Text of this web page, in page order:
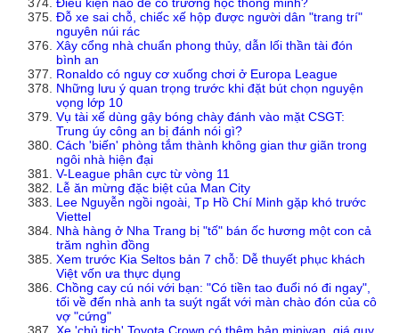
Đỗ xe sai chỗ, chiếc xế hộp được người dân "trang trí"
nguyên núi rác
Xây cổng nhà chuẩn phong thủy, dẫn lối thần tài đón
bình an
Ronaldo có nguy cơ xuống chơi ở Europa League
Những lưu ý quan trọng trước khi đặt bút chọn nguyện
vọng lớp 10
Vụ tài xế dùng gậy bóng chày đánh vào mặt CSGT:
Trung úy công an bị đánh nói gì?
Cách 'biến' phòng tắm thành không gian thư giãn trong
ngôi nhà hiện đại
V-League phân cực từ vòng 11
Lễ ăn mừng đặc biệt của Man City
Lee Nguyễn ngồi ngoài, Tp Hồ Chí Minh gặp khó trước
Viettel
Nhà hàng ở Nha Trang bị "tố" bán ốc hương một con cả
trăm nghìn đồng
Xem trước Kia Seltos bản 7 chỗ: Dễ thuyết phục khách
Việt vốn ưa thực dụng
Chồng cay cú nói với bạn: "Có tiền tao đuổi nó đi ngay",
tối về đến nhà anh ta suýt ngất với màn chào đón của cô
vợ "cứng"